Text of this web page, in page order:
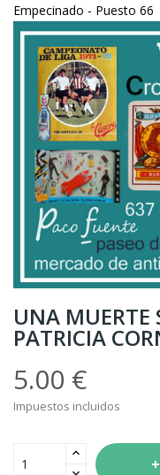
Empecinado - Puesto 66
UNA MUERTE
PATRICIA
5.00 €
Impuestos incluidos